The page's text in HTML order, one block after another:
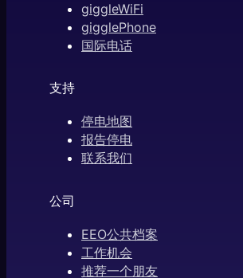
giggleWiFi
gigglePhone
国际电话
支持
停电地图
报告停电
联系我们
公司
EEO公共档案
工作机会
推荐一个朋友